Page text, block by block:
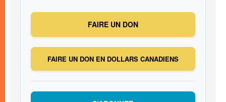
FAIRE UN DON
FAIRE UN DON EN DOLLARS CANADIENS